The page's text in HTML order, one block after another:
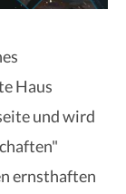
Haus
und wird
ernsthaften